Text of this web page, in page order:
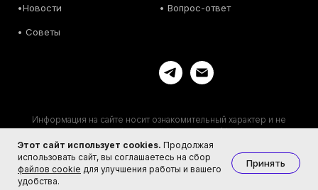
Этот сайт использует cookies. Продолжая
использовать сайт, вы соглашаетесь на сбор
файлов cookie для улучшения работы и вашего
удобства.
Принять
•Новости
• Советы
• Вопрос-ответ
Информация на сайте носит ознакомительный характер и не
являются публичной офертой (ст. 437 ГК РФ). Актуальную
информацию уточняйте у менеджеров.
Пользовательское соглашение·Публичная оферта·Политика
конфиденциальности·Политика cookie